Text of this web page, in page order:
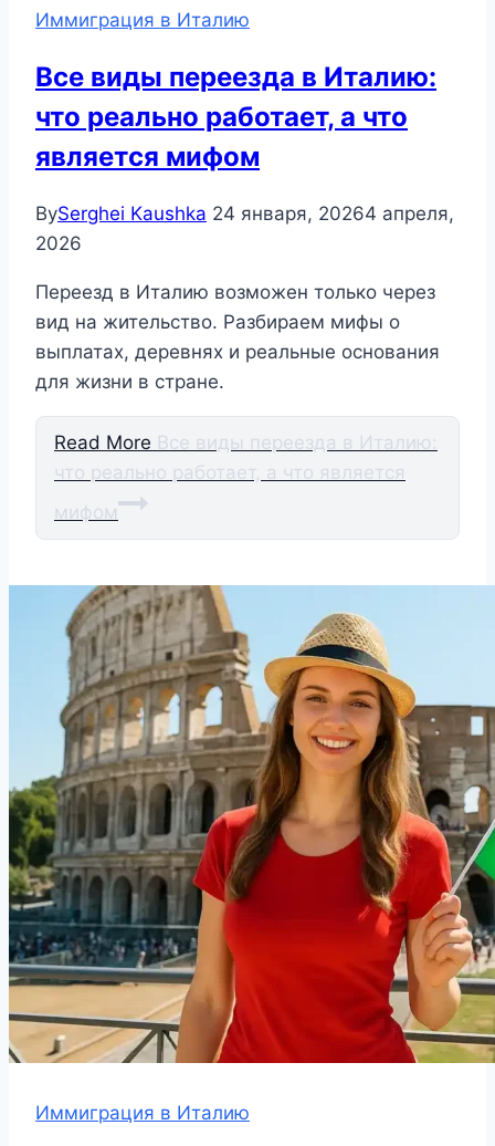
Иммиграция в Италию
Все виды переезда в Италию:
что реально работает, а что
является мифом
BySerghei Kaushka 24 января, 20264 апреля,
2026
Переезд в Италию возможен только через
вид на жительство. Разбираем мифы о
выплатах, деревнях и реальные основания
для жизни в стране.
Read More Все виды переезда в Италию:
что реально работает, а что является
мифом
Иммиграция в Италию